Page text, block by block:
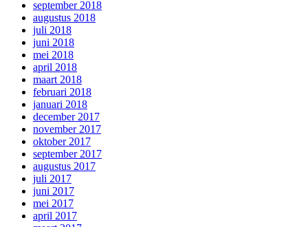
september 2018
augustus 2018
juli 2018
juni 2018
mei 2018
april 2018
maart 2018
februari 2018
januari 2018
december 2017
november 2017
oktober 2017
september 2017
augustus 2017
juli 2017
juni 2017
mei 2017
april 2017